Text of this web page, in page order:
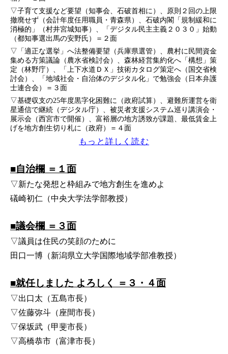
▽子育て支援など要望（知事会、石破首相に）、原則２回の上限
撤廃せず（会計年度任用職員・青森県）、石破内閣「規制緩和に
消極的」（村井宮城知事）、「デジタル民主主義２０３０」始動
（都知事選出馬の安野氏）＝２面
▽「適正な選挙」へ法整備要望（兵庫県選管）、農村に民間資金
集める方策議論（農水省検討会）、森林経営集約化へ「構想」策
定（林野庁）、「上下水道ＤＸ」技術カタログ策定へ（国交省検
討会）、「地域社会・自治体のデジタル化」で勉強会（日本弁護
士連合会）＝３面
▽基礎収支の25年度黒字化困難に（政府試算）、避難所運営を衛
星通信で継続（デジタル庁）、被災者支援システム巡り講演会・
展示会（西宮市で開催）、富裕層の地方誘致が課題、最低賃金上
げを地方創生切り札に（政府）＝４面
もっと詳しく読む
■自治欄 ＝１面
▽新たな発想と枠組みで地方創生を進めよ
礒崎初仁（中央大学法学部教授）
■議会欄 ＝３面
▽議員は住民の笑顔のために
田口一博（新潟県立大学国際地域学部准教授）
■就任しました よろしく ＝３・４面
▽出口太（五島市長）
▽佐藤弥斗（座間市長）
▽保坂武（甲斐市長）
▽高橋恭市（富津市長）